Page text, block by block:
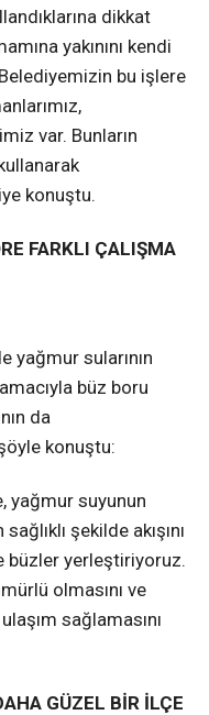
dikkat
yakınını kendi
bu işlere
var. Bunların
konuştu.
FARKLI ÇALIŞMA
yağmur sularının
büz boru
da
konuştu:
yağmur suyunun
şekilde akışını
büzler yerleştiriyoruz.
olmasını ve
sağlamasını
GÜZEL BİR İLÇE